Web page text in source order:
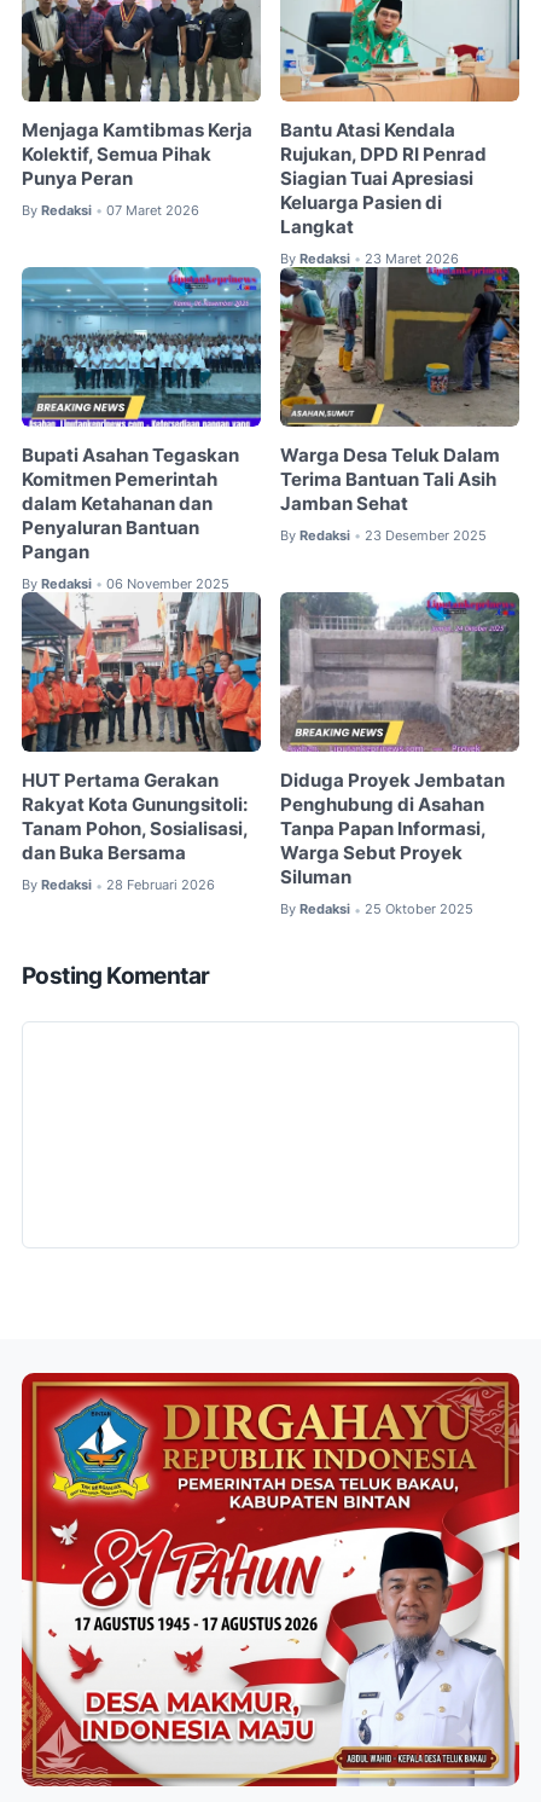
Menjaga Kamtibmas Kerja
Kolektif, Semua Pihak
Punya Peran
By Redaksi • 07 Maret 2026
Bantu Atasi Kendala
Rujukan, DPD RI Penrad
Siagian Tuai Apresiasi
Keluarga Pasien di
Langkat
By Redaksi • 23 Maret 2026
Bupati Asahan Tegaskan
Komitmen Pemerintah
dalam Ketahanan dan
Penyaluran Bantuan
Pangan
By Redaksi • 06 November 2025
Warga Desa Teluk Dalam
Terima Bantuan Tali Asih
Jamban Sehat
By Redaksi • 23 Desember 2025
HUT Pertama Gerakan
Rakyat Kota Gunungsitoli:
Tanam Pohon, Sosialisasi,
dan Buka Bersama
By Redaksi • 28 Februari 2026
Diduga Proyek Jembatan
Penghubung di Asahan
Tanpa Papan Informasi,
Warga Sebut Proyek
Siluman
By Redaksi • 25 Oktober 2025
Posting Komentar